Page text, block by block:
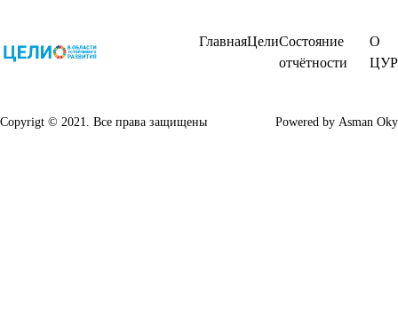
ГлавнаяЦелиСостояние
отчётности
О
ЦУР
Copyrigt © 2021. Все права защищены Powered by Asman Oky